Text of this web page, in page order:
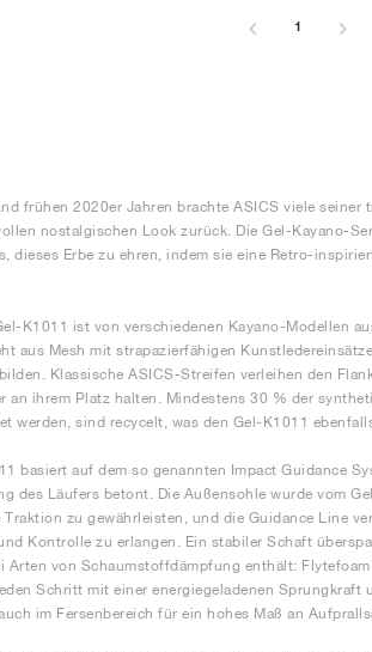
1
frühen 2020er Jahren brachte ASICS viele
nostalgischen Look zurück. Die Gel-Kayano-
dieses Erbe zu ehren, indem sie eine Retro-
K1011 ist von verschiedenen Kayano-Modellen
aus Mesh mit strapazierfähigen
Klassische ASICS-Streifen verleihen den
an ihrem Platz halten. Mindestens 30 % der
werden, sind recycelt, was den Gel-K1011
basiert auf dem so genannten Impact Guidance
des Läufers betont. Die Außensohle wurde vom
zu gewährleisten, und die Guidance Line
Kontrolle zu erlangen. Ein stabiler Schaft
Arten von Schaumstoffdämpfung enthält:
Schritt mit einer energiegeladenen
im Fersenbereich für ein hohes Maß an